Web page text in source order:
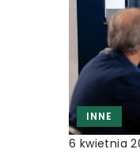
INNE
6 kwietnia